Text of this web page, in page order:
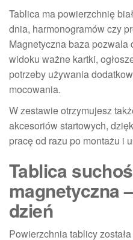
Tablica ma powierzchnię
dnia, harmonogramów czy
Magnetyczna baza pozwala
widoku ważne kartki,
potrzeby używania
mocowania.
W zestawie otrzymujesz
akcesoriów startowych,
pracę od razu po montażu i
Tablica
magnetyczna
dzień
Powierzchnia tablicy